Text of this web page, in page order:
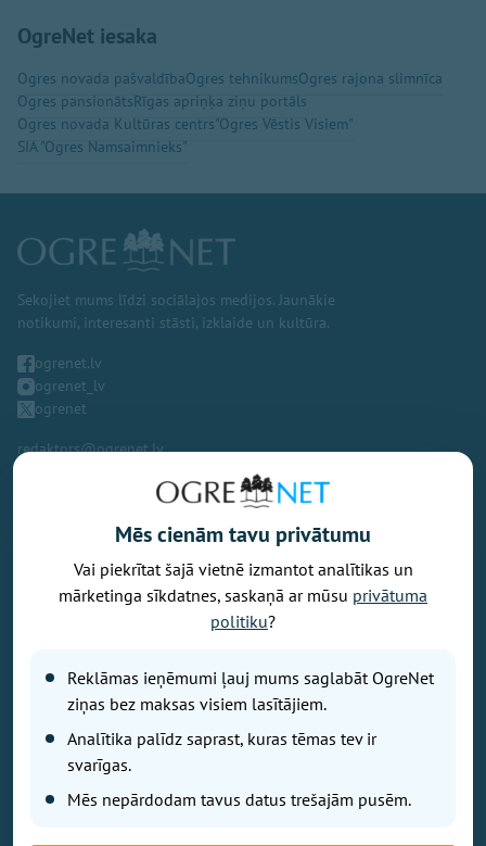
OgreNet iesaka
Ogres novada pašvaldībaOgres tehnikumsOgres rajona slimnīca
Ogres pansionātsRīgas apriņķa ziņu portāls
Ogres novada Kultūras centrs"Ogres Vēstis Visiem"
SIA "Ogres Namsaimnieks"
Sekojiet mums līdzi sociālajos medijos. Jaunākie
notikumi, interesanti stāsti, izklaide un kultūra.
ogrenet.lv
ogrenet_lv
ogrenet
redaktors@ogrenet.lv
Vēlaties izteikt savu viedokli par portālu? Pamanījāt kļūdu? Ir
problēma, ko vēlaties apspriest publiski? Vēlaties iesūtīt rakstu par
Jums aktuālu tēmu? Varbūt Jums vajadzīgs padoms? Rakstiet uz
Izdevējs: SIA "Ogres Balss".
Juridiskā adrese: Lāčplēša iela 24
Ētikas kodeks
Mēs cienām tavu privātumu
Vai piekrītat šajā vietnē izmantot analītikas un
mārketinga sīkdatnes, saskaņā ar mūsu privātuma
politiku?
Reklāmas ieņēmumi ļauj mums saglabāt OgreNet
ziņas bez maksas visiem lasītājiem.
Analītika palīdz saprast, kuras tēmas tev ir
svarīgas.
Mēs nepārdodam tavus datus trešajām pusēm.